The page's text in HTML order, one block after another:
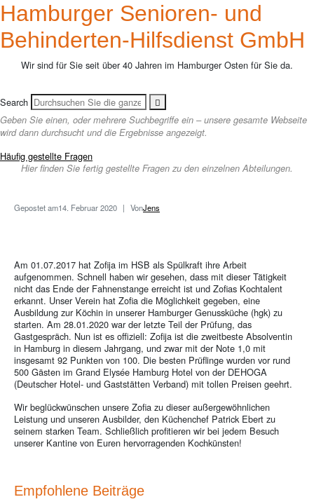
Hamburger Senioren- und
Behinderten-Hilfsdienst GmbH
Wir sind für Sie seit über 40 Jahren im Hamburger Osten für Sie da.
Search
Geben Sie einen, oder mehrere Suchbegriffe ein – unsere gesamte Webseite
wird dann durchsucht und die Ergebnisse angezeigt.
Häufig gestellte Fragen
Hier finden Sie fertig gestellte Fragen zu den einzelnen Abteilungen.
Gepostet am14. Februar 2020 VonJens
Am 01.07.2017 hat Zofija im HSB als Spülkraft ihre Arbeit
aufgenommen. Schnell haben wir gesehen, dass mit dieser Tätigkeit
nicht das Ende der Fahnenstange erreicht ist und Zofias Kochtalent
erkannt. Unser Verein hat Zofia die Möglichkeit gegeben, eine
Ausbildung zur Köchin in unserer Hamburger Genussküche (hgk) zu
starten. Am 28.01.2020 war der letzte Teil der Prüfung, das
Gastgespräch. Nun ist es offiziell: Zofija ist die zweitbeste Absolventin
in Hamburg in diesem Jahrgang, und zwar mit der Note 1,0 mit
insgesamt 92 Punkten von 100. Die besten Prüflinge wurden vor rund
500 Gästen im Grand Elysée Hamburg Hotel von der DEHOGA
(Deutscher Hotel- und Gaststätten Verband) mit tollen Preisen geehrt.
Wir beglückwünschen unsere Zofia zu dieser außergewöhnlichen
Leistung und unseren Ausbilder, den Küchenchef Patrick Ebert zu
seinem starken Team. Schließlich profitieren wir bei jedem Besuch
unserer Kantine von Euren hervorragenden Kochkünsten!
Empfohlene Beiträge